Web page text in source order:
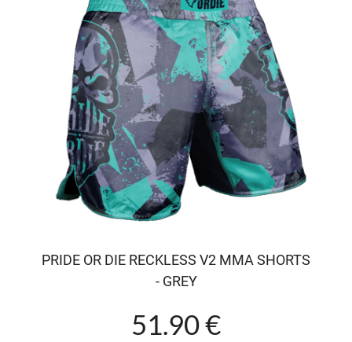
PRIDE OR DIE RECKLESS V2 MMA SHORTS
- GREY
51.90 €